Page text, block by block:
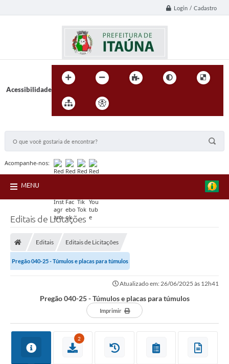
Login / Cadastro
Acessibilidade
Acompanhe-nos:
MENU
Editais de Licitações
Editais Editais de Licitações
Pregão 040-25 - Túmulos e placas para túmulos
Atualizado em: 26/06/2025 às 12h41
Pregão 040-25 - Túmulos e placas para túmulos
Imprimir
2